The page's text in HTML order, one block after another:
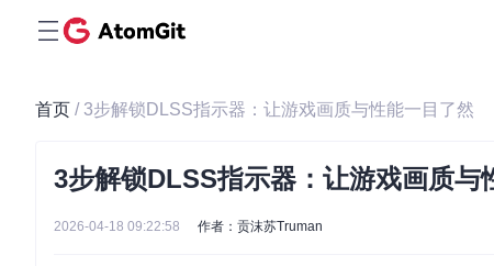
首页 / 3步解锁DLSS指示器：让游戏画质与性能一目了然
3步解锁DLSS指示器：让游戏画质与
2026-04-18 09:22:58 作者：贡沫苏Truman